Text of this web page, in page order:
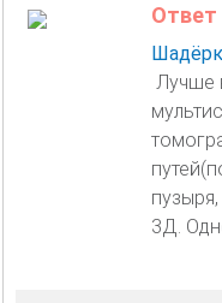
Ответ
Лучше
3Д.